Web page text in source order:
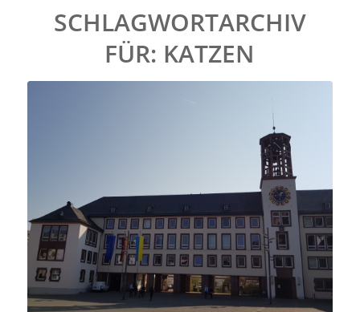
SCHLAGWORTARCHIV
FÜR: KATZEN